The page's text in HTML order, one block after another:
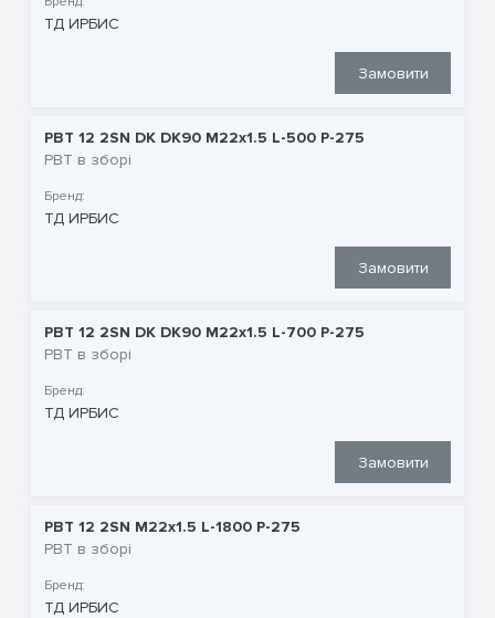
ТД ИРБИС
Замовити
РВТ 12 2SN DK DK90 M22x1.5 L-500 P-275
РВТ в зборі
Бренд:
ТД ИРБИС
Замовити
РВТ 12 2SN DK DK90 M22x1.5 L-700 P-275
РВТ в зборі
Бренд:
ТД ИРБИС
Замовити
РВТ 12 2SN M22x1.5 L-1800 P-275
РВТ в зборі
Бренд:
ТД ИРБИС